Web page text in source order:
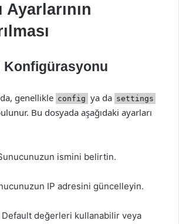
Konfigürasyonu
genellikle config ya da settings
Bu dosyada aşağıdaki ayarları
ismini belirtin.
IP adresini güncelleyin.
Default değerleri kullanabilir veya